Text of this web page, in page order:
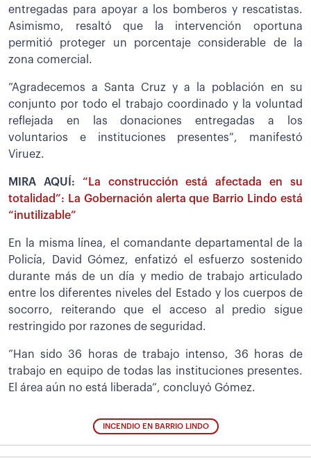
entregadas para apoyar a los bomberos y rescatistas.
Asimismo, resaltó que la intervención oportuna
permitió proteger un porcentaje considerable de la
zona comercial.
”Agradecemos a Santa Cruz y a la población en su
conjunto por todo el trabajo coordinado y la voluntad
reflejada en las donaciones entregadas a los
voluntarios e instituciones presentes”, manifestó
Viruez.
MIRA AQUÍ: “La construcción está afectada en su
totalidad”: La Gobernación alerta que Barrio Lindo está
“inutilizable”
En la misma línea, el comandante departamental de la
Policía, David Gómez, enfatizó el esfuerzo sostenido
durante más de un día y medio de trabajo articulado
entre los diferentes niveles del Estado y los cuerpos de
socorro, reiterando que el acceso al predio sigue
restringido por razones de seguridad.
”Han sido 36 horas de trabajo intenso, 36 horas de
trabajo en equipo de todas las instituciones presentes.
El área aún no está liberada”, concluyó Gómez.
INCENDIO EN BARRIO LINDO